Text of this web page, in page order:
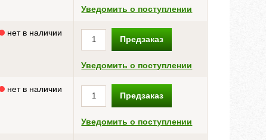
Уведомить о поступлении
нет в наличии
Предзаказ
Уведомить о поступлении
нет в наличии
Предзаказ
Уведомить о поступлении